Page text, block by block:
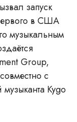
запуск
в США
музыкальным
Group,
с
Kygo